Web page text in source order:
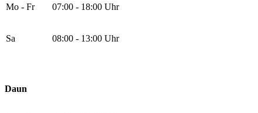
Mo - Fr 07:00 - 18:00 Uhr
Sa 08:00 - 13:00 Uhr
Daun